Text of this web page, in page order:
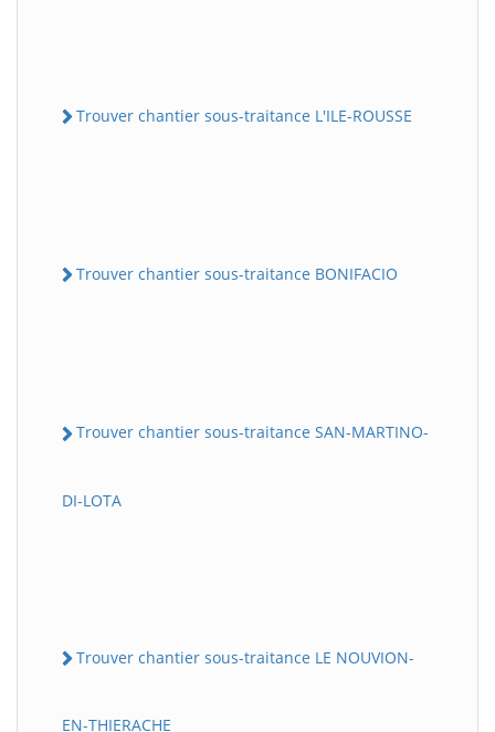
Trouver chantier sous-traitance L'ILE-ROUSSE
Trouver chantier sous-traitance BONIFACIO
Trouver chantier sous-traitance SAN-MARTINO-
DI-LOTA
Trouver chantier sous-traitance LE NOUVION-
EN-THIERACHE